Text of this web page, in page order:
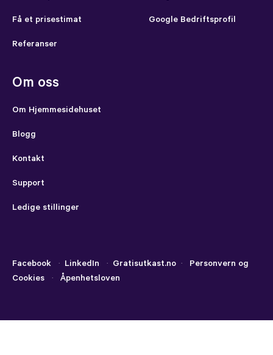
Få et prisestimat
Referanser
Google Bedriftsprofil
Om oss
Om Hjemmesidehuset
Blogg
Kontakt
Support
Ledige stillinger
Facebook · LinkedIn · Gratisutkast.no · Personvern og
Cookies · Åpenhetsloven